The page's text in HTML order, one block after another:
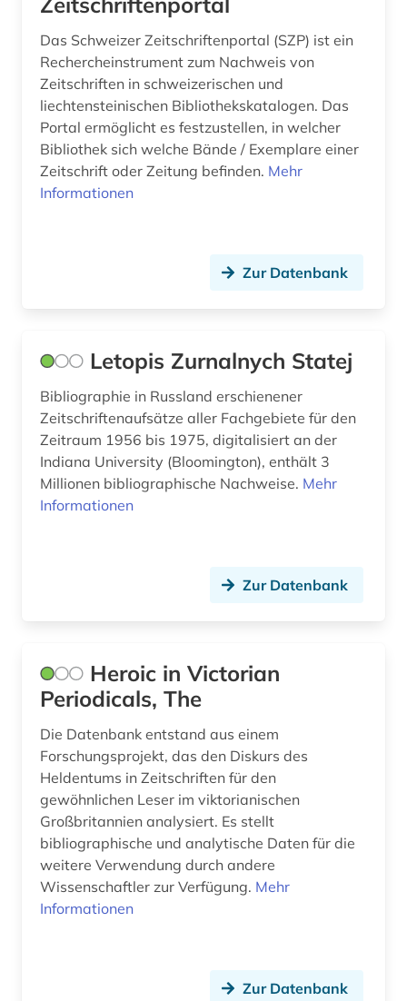
hispanistik (4)
historische linguistik (1)
iberoromanistik (2)
informationsmanagement (1)
italien (2)
jahrbuch (2)
journalismus (2)
jura (1)
karibik (1)
katalog (9)
kultur (2)
kulturgeschichte (1)
kulturwissenschaften (1)
kulturzeitschrift (2)
kunst (1)
künstler (1)
Das Schweizer Zeitschriftenportal (SZP) ist ein
Rechercheinstrument zum Nachweis von
Zeitschriften in schweizerischen und
liechtensteinischen Bibliothekskatalogen. Das
Portal ermöglicht es festzustellen, in welcher
Bibliothek sich welche Bände / Exemplare einer
Zeitschrift oder Zeitung befinden. Mehr
Informationen
Zur Datenbank
Letopis Zurnalnych Statej
Bibliographie in Russland erschienener
Zeitschriftenaufsätze aller Fachgebiete für den
Zeitraum 1956 bis 1975, digitalisiert an der
Indiana University (Bloomington), enthält 3
Millionen bibliographische Nachweise. Mehr
Informationen
Zur Datenbank
Heroic in Victorian
Periodicals, The
Die Datenbank entstand aus einem
Forschungsprojekt, das den Diskurs des
Heldentums in Zeitschriften für den
gewöhnlichen Leser im viktorianischen
Großbritannien analysiert. Es stellt
bibliographische und analytische Daten für die
weitere Verwendung durch andere
Wissenschaftler zur Verfügung. Mehr
Informationen
Zur Datenbank